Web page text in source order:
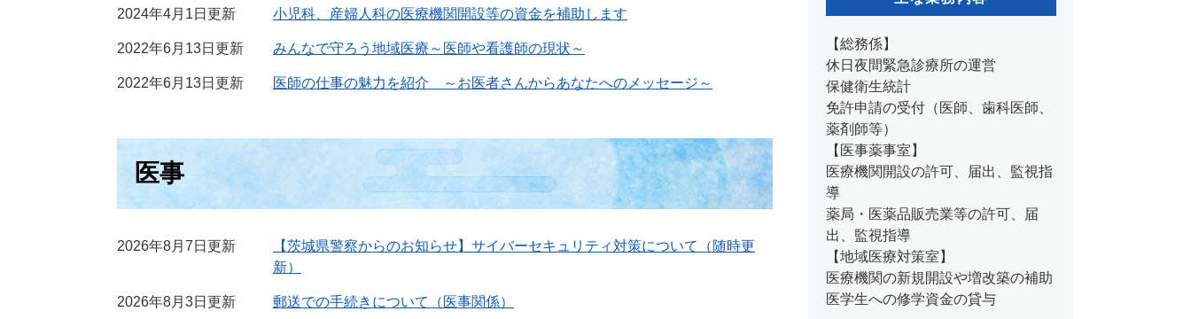
2024年4月1日更新 小児科、産婦人科の医療機関開設等の資金を補助します
2022年6月13日更新 みんなで守ろう地域医療～医師や看護師の現状～
2022年6月13日更新 医師の仕事の魅力を紹介 ～お医者さんからあなたへのメッセージ～
医事
2026年8月7日更新
【茨城県警察からのお知らせ】サイバーセキュリティ対策について（随時更
新）
2026年8月3日更新 郵送での手続きについて（医事関係）
【総務係】
休日夜間緊急診療所の運営
保健衛生統計
免許申請の受付（医師、歯科医師、
薬剤師等）
【医事薬事室】
医療機関開設の許可、届出、監視指
導
薬局・医薬品販売業等の許可、届
出、監視指導
【地域医療対策室】
医療機関の新規開設や増改築の補助
医学生への修学資金の貸与